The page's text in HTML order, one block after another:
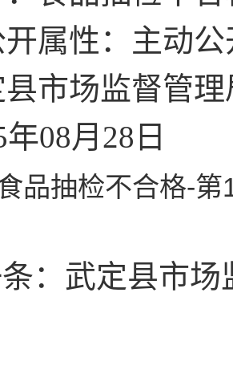
开属性：主动
县市场监督管理
年08月28日
品抽检不合格-
： 武定县市场